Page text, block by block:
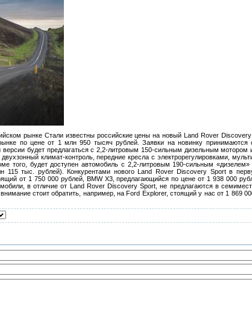
рынке Стали известны российские цены на новый Land Rover
по цене от 1 млн 950 тысяч рублей. Заявки на новинку
будет предлагаться с 2,2-литровым 150-сильным дизельным
климат-контроль, передние кресла с электрорегулировками,
того, будет доступен автомобиль с 2,2-литровым 190-сильным
тыс. рублей). Конкурентами нового Land Rover Discovery Sport в
от 1 750 000 рублей, BMW X3, предлагающийся по цене от 1 938 000
в отличие от Land Rover Discovery Sport, не предлагаются в
стоит обратить, например, на Ford Explorer, стоящий у нас от 1 869